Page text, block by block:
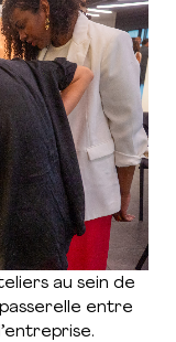
d’un
« Charte
», un projet
les
Les
participé
au sein de
entre